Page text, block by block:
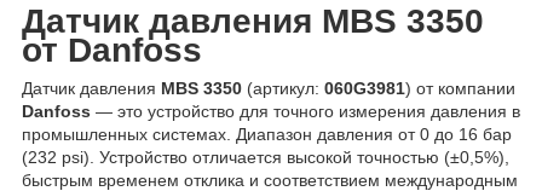
Датчик давления MBS 3350
от Danfoss
Датчик давления MBS 3350 (артикул: 060G3981) от компании
Danfoss — это устройство для точного измерения давления в
промышленных системах. Диапазон давления от 0 до 16 бар
(232 psi). Устройство отличается высокой точностью (±0,5%),
быстрым временем отклика и соответствием международным